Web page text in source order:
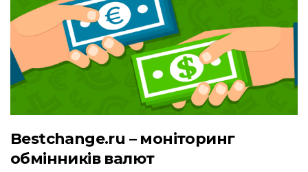
Bestchange.ru – моніторинг
обмінників валют